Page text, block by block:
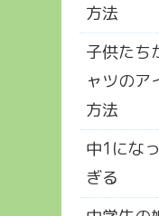
方法
子供たち
ャツのア
方法
中1にな
ぎる